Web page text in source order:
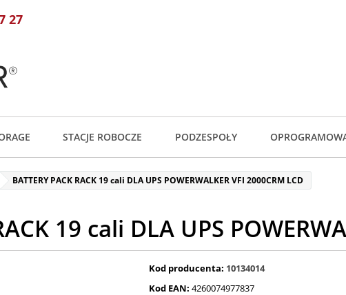
27
STACJE ROBOCZE PODZESPOŁY
BATTERY PACK RACK 19 cali DLA UPS POWERWALKER VFI 2000CRM LCD
19 cali DLA UPS
Kod producenta: 10134014
Kod EAN: 4260074977837